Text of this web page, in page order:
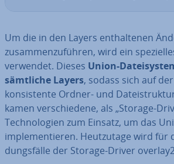
Um die in den Layers ent­hal­te­nen
zu­sam­men­zu­füh­ren, wird ein
verwendet. Dieses Union-
sämtliche Layers, sodass sich auf
kon­sis­ten­te Ordner- und
kamen ver­schie­de­ne, als „Storage-
Tech­no­lo­gien zum Einsatz, um das
im­ple­men­tie­ren. Heut­zu­ta­ge wird für
dungs­fäl­le der Storage-Driver